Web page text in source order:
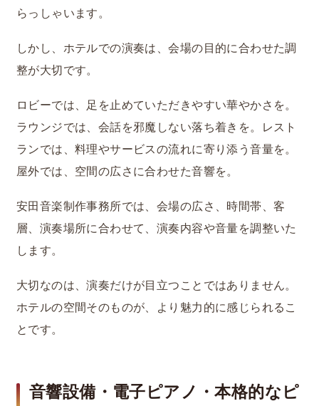
らっしゃいます。
しかし、ホテルでの演奏は、会場の目的に合わせた調
整が大切です。
ロビーでは、足を止めていただきやすい華やかさを。
ラウンジでは、会話を邪魔しない落ち着きを。レスト
ランでは、料理やサービスの流れに寄り添う音量を。
屋外では、空間の広さに合わせた音響を。
安田音楽制作事務所では、会場の広さ、時間帯、客
層、演奏場所に合わせて、演奏内容や音量を調整いた
します。
大切なのは、演奏だけが目立つことではありません。
ホテルの空間そのものが、より魅力的に感じられるこ
とです。
音響設備・電子ピアノ・本格的なピ